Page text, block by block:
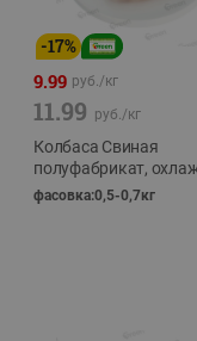
-17%
9.99 руб./кг
11.99 руб./кг
Колбаса Свиная
полуфабрикат,
фасовка:0,5-0,7кг